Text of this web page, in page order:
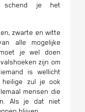
je het
zwarte en witte
alle mogelijke
je wel doen
zijn om
is wellicht
heilige zul je ook
mensen die
Als je dat niet